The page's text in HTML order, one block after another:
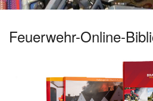
Feuerwehr-Online-